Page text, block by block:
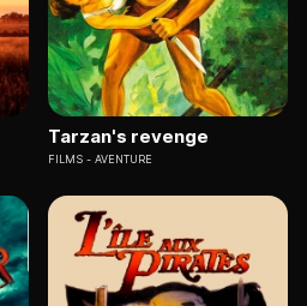
Tarzan's revenge
FILMS AVENTURE